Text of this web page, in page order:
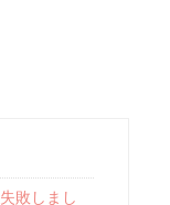
敗しまし